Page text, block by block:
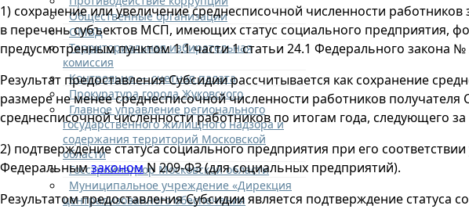
Общественные организации
ОМВД
Территориальная избирательная
комиссия
Контрольно — счетная палата
Прокуратура города Жуковского
Главное управление регионального
государственного жилищного надзора и
содержания территорий Московской
области
Госстройнадзор Московской области
Муниципальное учреждение «Дирекция
централизованного обеспечения
1) сохранение или увеличение среднесписочной численности
в перечень субъектов МСП, имеющих статус социального предприятия,
предусмотренным пунктом 1.1 части 1 статьи 24.1 Федерального закона №
Результат предоставления Субсидии рассчитывается как сохранение
размере не менее среднесписочной численности работников
среднесписочной численности работников по итогам года, следующего
2) подтверждение статуса социального предприятия при его
ФедеральнымзакономN 209-ФЗ (для социальных предприятий).
Результатом предоставления Субсидии является подтверждение